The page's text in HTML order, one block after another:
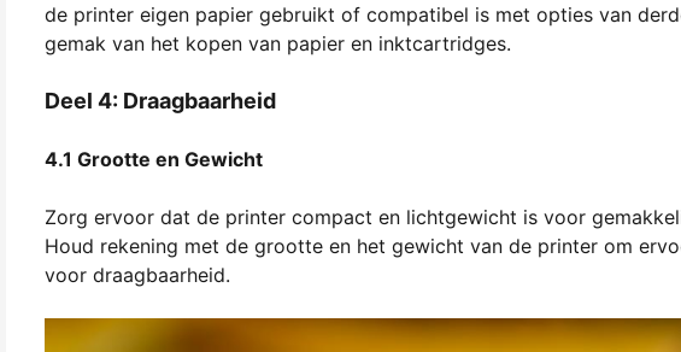
de printer eigen papier gebruikt of compatibel is met opties van
gemak van het kopen van papier en inktcartridges.
Deel 4: Draagbaarheid
4.1 Grootte en Gewicht
Zorg ervoor dat de printer compact en lichtgewicht is voor
Houd rekening met de grootte en het gewicht van de printer om
voor draagbaarheid.